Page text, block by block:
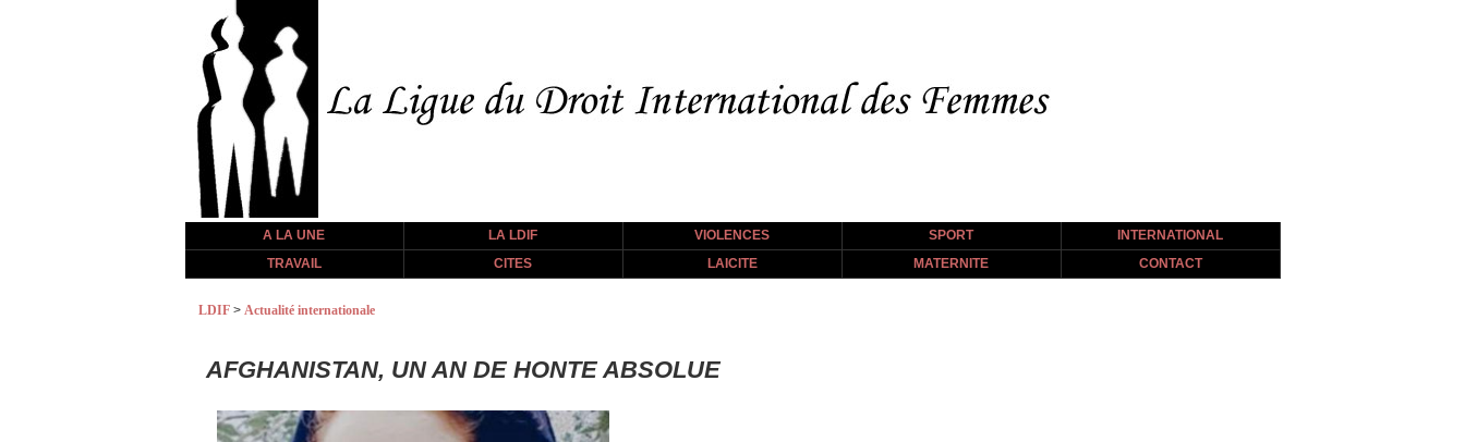
A LA UNE LA LDIF VIOLENCES SPORT
INTERNATIONAL
TRAVAIL
CITES LAICITE MATERNITE CONTACT
LDIF > Actualité internationale
AFGHANISTAN, UN AN DE HONTE ABSOLUE